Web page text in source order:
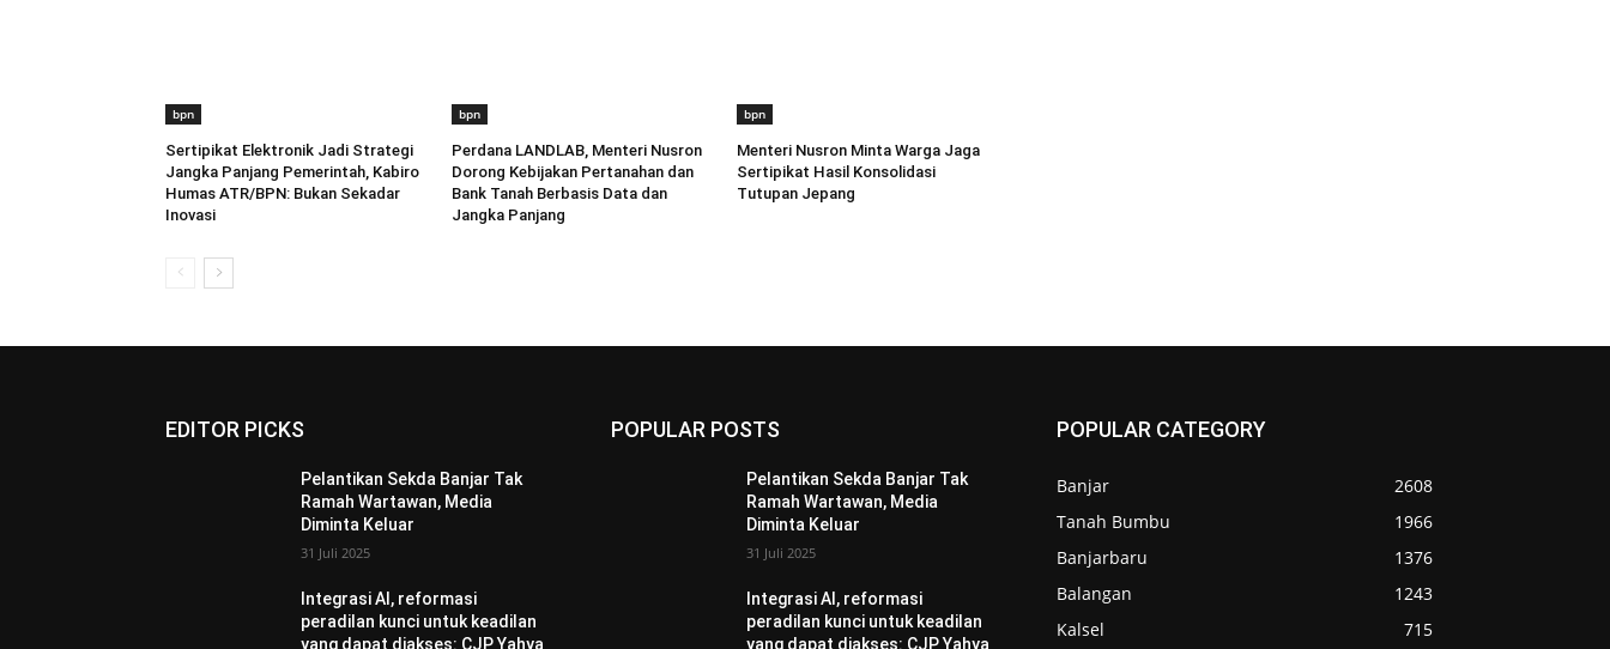
bpn
Sertipikat Elektronik Jadi Strategi
Jangka Panjang Pemerintah, Kabiro
Humas ATR/BPN: Bukan Sekadar
Inovasi
bpn
Perdana LANDLAB, Menteri Nusron
Dorong Kebijakan Pertanahan dan
Bank Tanah Berbasis Data dan
Jangka Panjang
bpn
Menteri Nusron Minta Warga Jaga
Sertipikat Hasil Konsolidasi
Tutupan Jepang
EDITOR PICKS
Pelantikan Sekda Banjar Tak
Ramah Wartawan, Media
Diminta Keluar
31 Juli 2025
Integrasi AI, reformasi
peradilan kunci untuk keadilan
yang dapat diakses: CJP Yahya
POPULAR POSTS
Pelantikan Sekda Banjar Tak
Ramah Wartawan, Media
Diminta Keluar
31 Juli 2025
Integrasi AI, reformasi
peradilan kunci untuk keadilan
yang dapat diakses: CJP Yahya
POPULAR CATEGORY
Banjar
2608
Tanah Bumbu
1966
Banjarbaru
1376
Balangan
1243
Kalsel
715